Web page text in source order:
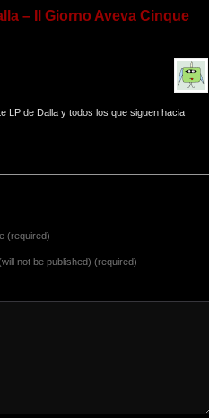
– Il Giorno Aveva Cinque
LP de Dalla y todos los que siguen hacia
(required)
not be published) (required)